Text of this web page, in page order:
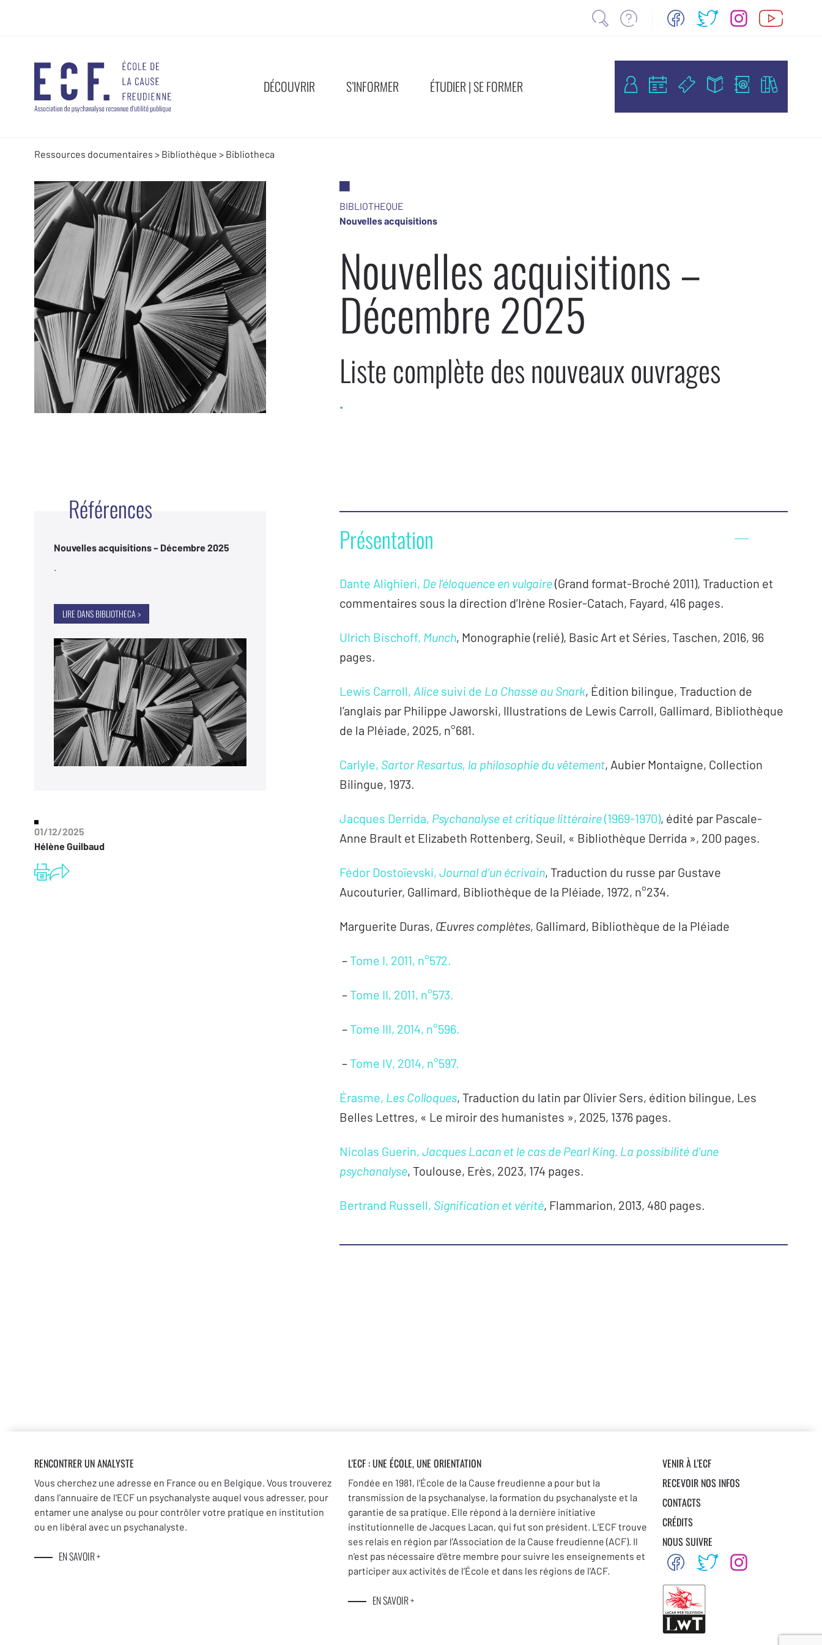
DÉCOUVRIR S’INFORMER ÉTUDIER | SE FORMER
Ressources documentaires > Bibliothèque > Bibliotheca
BIBLIOTHEQUE
Nouvelles acquisitions
Nouvelles acquisitions –
Décembre 2025
Liste complète des nouveaux ouvrages
.
Références
Nouvelles acquisitions – Décembre 2025
LIRE DANS BIBLIOTHECA >
01/12/2025
Hélène Guilbaud
Présentation
Dante Alighieri, De l’éloquence en vulgaire(Grand format-Broché 2011), Traduction et
commentaires sous la direction d’Irène Rosier-Catach, Fayard, 416 pages.
Ulrich Bischoff, Munch, Monographie (relié), Basic Art et Séries, Taschen, 2016, 96
pages.
Lewis Carroll, Alicesuivi de La Chasse au Snark, Édition bilingue, Traduction de
l’anglais par Philippe Jaworski, Illustrations de Lewis Carroll, Gallimard, Bibliothèque
de la Pléiade, 2025, n°681.
Carlyle, Sartor Resartus, la philosophie du vêtement, Aubier Montaigne, Collection
Bilingue, 1973.
Jacques Derrida, Psychanalyse et critique littéraire(1969-1970), édité par Pascale-
Anne Brault et Elizabeth Rottenberg, Seuil, « Bibliothèque Derrida », 200 pages.
Fédor Dostoïevski, Journal d’un écrivain, Traduction du russe par Gustave
Aucouturier, Gallimard, Bibliothèque de la Pléiade, 1972, n°234.
Marguerite Duras, Œuvres complètes, Gallimard, Bibliothèque de la Pléiade
–Tome I, 2011, n°572.
–Tome II, 2011, n°573.
–Tome III, 2014, n°596.
–Tome IV, 2014, n°597.
Érasme, Les Colloques, Traduction du latin par Olivier Sers, édition bilingue, Les
Belles Lettres, « Le miroir des humanistes », 2025, 1376 pages.
Nicolas Guerin, Jacques Lacan et le cas de Pearl King. La possibilité d’une
psychanalyse, Toulouse, Erès, 2023, 174 pages.
Bertrand Russell, Signification et vérité, Flammarion, 2013, 480 pages.
RENCONTRER UN ANALYSTE
Vous cherchez une adresse en France ou en Belgique. Vous trouverez
dans l'annuaire de l'ECF un psychanalyste auquel vous adresser, pour
entamer une analyse ou pour contrôler votre pratique en institution
ou en libéral avec un psychanalyste.
EN SAVOIR +
L'ECF : UNE ÉCOLE, UNE ORIENTATION
Fondée en 1981, l’École de la Cause freudienne a pour but la
transmission de la psychanalyse, la formation du psychanalyste et la
garantie de sa pratique. Elle répond à la dernière initiative
institutionnelle de Jacques Lacan, qui fut son président. L’ECF trouve
ses relais en région par l’Association de la Cause freudienne (ACF). Il
n’est pas nécessaire d’être membre pour suivre les enseignements et
participer aux activités de l’École et dans les régions de l’ACF.
EN SAVOIR +
VENIR À L’ECF
RECEVOIR NOS INFOS
CONTACTS
CRÉDITS
NOUS SUIVRE